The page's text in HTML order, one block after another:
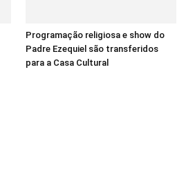
Programação religiosa e show do
Padre Ezequiel são transferidos
para a Casa Cultural